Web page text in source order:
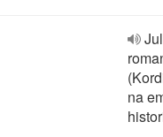
na